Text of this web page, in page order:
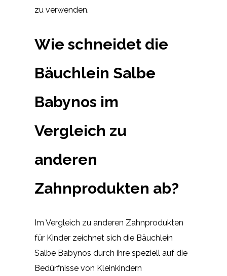
zu verwenden.
Wie schneidet die
Bäuchlein Salbe
Babynos im
Vergleich zu
anderen
Zahnprodukten ab?
Im Vergleich zu anderen Zahnprodukten
für Kinder zeichnet sich die Bäuchlein
Salbe Babynos durch ihre speziell auf die
Bedürfnisse von Kleinkindern